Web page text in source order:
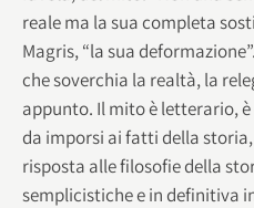
reale ma la sua completa
Magris, “la sua
che soverchia la realtà, la
appunto. Il mito è letterario,
da imporsi ai fatti della
risposta alle filosofie della
semplicistiche e in definitiva